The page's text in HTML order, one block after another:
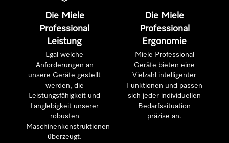
Die Miele
Professional
Leistung
Egal welche
Anforderungen an
unsere Geräte gestellt
werden, die
Leistungsfähigkeit und
Langlebigkeit unserer
robusten
Maschinenkonstruktionen
überzeugt.
Die Miele
Professional
Ergonomie
Miele Professional
Geräte bieten eine
Vielzahl intelligenter
Funktionen und passen
sich jeder individuellen
Bedarfssituation
präzise an.